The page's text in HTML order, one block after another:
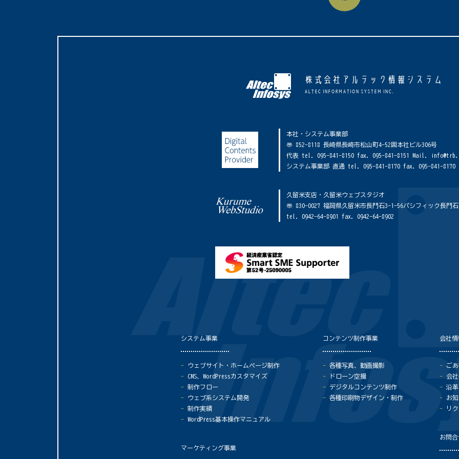
株式会社アルテック情報システム
ALTEC INFORMATION SYSTEM INC.
本社・システム事業部
〠 852-8118 長崎県長崎市松山町4-52囲本社ビル306号
代表 tel. 095-841-8150 fax. 095-841-8151 Mail.
システム事業部 直通 tel. 095-841-8170 fax. 095-841-8170
久留米支店・久留米ウェブスタジオ
〠 830-0027 福岡県久留米市長門石3-1-56パシフィック長門
tel. 0942-64-8901 fax. 0942-64-8902
システム事業
ウェブサイト・ホームページ制作
CMS、WordPressカスタマイズ
制作フロー
ウェブ系システム開発
制作実績
WordPress基本操作マニュアル
マーケティング事業
コンテンツ制作事業
各種写真、動画撮影
ドローン空撮
デジタルコンテンツ制作
各種印刷物デザイン・制作
会社情
ご
会
沿革
お
リ
お問合